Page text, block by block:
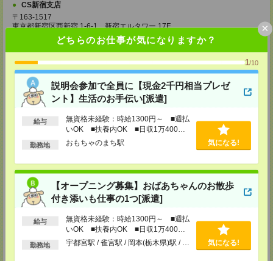
どちらのお仕事が気になりますか？
1/10
説明会参加で全員に【現金2千円相当プレゼ
ント】生活のお手伝い[派遣]
給与
無資格未経験：時給1300円～ ■週払
いOK ■扶養内OK ■日収1万400円
以上
勤務地 おもちゃのまち駅 気になる!
【オープニング募集】おばあちゃんのお散歩
付き添いも仕事の1つ[派遣]
給与
無資格未経験：時給1300円～ ■週払
いOK ■扶養内OK ■日収1万400円
以上
勤務地 宇都宮駅 / 雀宮駅 / 岡本(栃木県)駅 / … 気になる!
×
CS新宿支店
〒163-1517
東京都新宿区西新宿 1-6-1 新宿エルタワー 17F
TEL：0120-659-458
CS_SHINJUKU@manpowergroup.jp
担当：採用担当
CS立川支店
〒190-0012
東京都立川市曙町2-34-7 ファーレイーストビル 8F
TEL：0120-659-460
担当：採用担当
〒220-8136
TEL：0120-659-459
MAIL：CS_YOKOHAMA@manpowergroup.jp
担当：採用担当
CS大宮支店
〒330-0854 埼玉県さいたま市大宮区桜木町 1-10-16 シーノ大宮ノース
ウイング 9階
MAIL：CS_OMIYA@manpowergroup.jp